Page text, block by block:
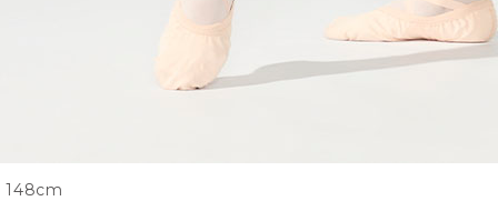
148cm